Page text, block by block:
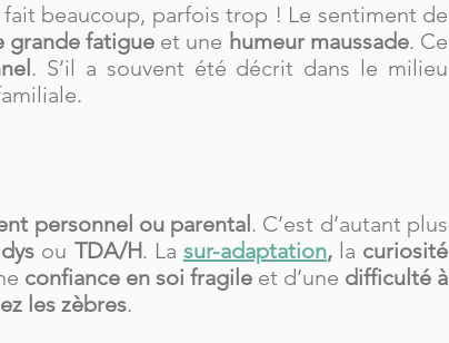
fait beaucoup, parfois trop ! Le sentiment de
grande fatigueet une humeur maussade. Ce
. S’il a souvent été décrit dans le milieu
personnel ou parental. C’est d’autant plus
ou TDA/H. La sur-adaptation,la curiosité
confiance en soi fragile et d’une difficulté à
les zèbres.